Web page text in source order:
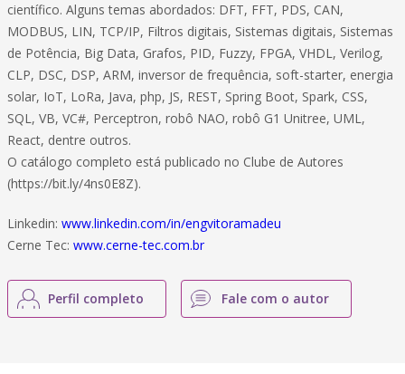
científico. Alguns temas abordados: DFT, FFT, PDS, CAN,
MODBUS, LIN, TCP/IP, Filtros digitais, Sistemas digitais, Sistemas
de Potência, Big Data, Grafos, PID, Fuzzy, FPGA, VHDL, Verilog,
CLP, DSC, DSP, ARM, inversor de frequência, soft-starter, energia
solar, IoT, LoRa, Java, php, JS, REST, Spring Boot, Spark, CSS,
SQL, VB, VC#, Perceptron, robô NAO, robô G1 Unitree, UML,
React, dentre outros.
O catálogo completo está publicado no Clube de Autores
(https://bit.ly/4ns0E8Z).
Linkedin: www.linkedin.com/in/engvitoramadeu
Cerne Tec: www.cerne-tec.com.br
Perfil completo Fale com o autor